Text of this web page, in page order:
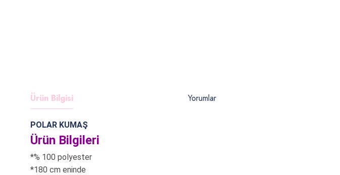
Ürün Bilgisi Yorumlar
POLAR KUMAŞ
Ürün Bilgileri
*% 100 polyester
*180 cm eninde